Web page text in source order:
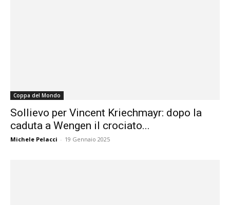
Coppa del Mondo
Sollievo per Vincent Kriechmayr: dopo la
caduta a Wengen il crociato...
Michele Pelacci - 19 Gennaio 2025